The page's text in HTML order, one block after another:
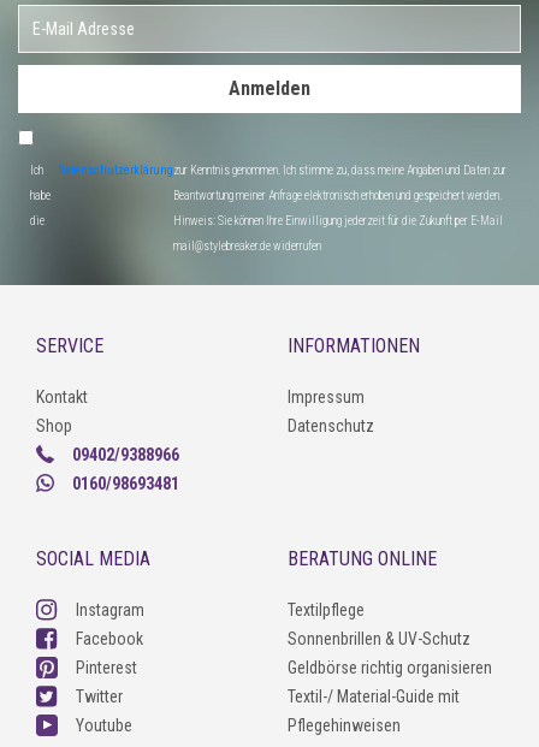
Anmelden
Ich
habe
die
Datenschutzerklärungzur Kenntnis genommen. Ich stimme zu, dass meine Angaben und Daten zur
Beantwortung meiner Anfrage elektronisch erhoben und gespeichert werden.
Hinweis: Sie können Ihre Einwilligung jederzeit für die Zukunft per E-Mail
mail@stylebreaker.de widerrufen
SERVICE
Kontakt
Shop
09402/9388966
0160/98693481
INFORMATIONEN
Impressum
Datenschutz
SOCIAL MEDIA
Instagram
Facebook
Pinterest
Twitter
Youtube
BERATUNG ONLINE
Textilpflege
Sonnenbrillen & UV-Schutz
Geldbörse richtig organisieren
Textil-/ Material-Guide mit
Pflegehinweisen